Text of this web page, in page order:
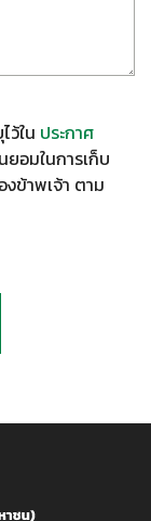
ว้ใน ประกาศ
ยอมในการเก็บ
ข้าพเจ้า ตาม